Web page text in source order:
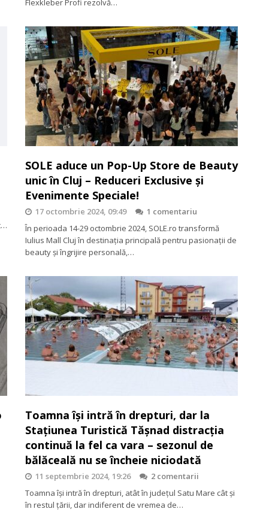
Flexkleber Profi rezolvă…
SOLE aduce un Pop-Up Store de Beauty
unic în Cluj – Reduceri Exclusive și
Evenimente Speciale!
17 octombrie 2024, 09:49
1 comentariu
În perioada 14-29 octombrie 2024, SOLE.ro transformă
Iulius Mall Cluj în destinația principală pentru pasionații de
beauty și îngrijire personală,…
Toamna își intră în drepturi, dar la
Stațiunea Turistică Tășnad distracția
continuă la fel ca vara – sezonul de
bălăceală nu se încheie niciodată
11 septembrie 2024, 19:26
2 comentarii
Toamna își intră în drepturi, atât în județul Satu Mare cât și
în restul țării, dar indiferent de vremea de…